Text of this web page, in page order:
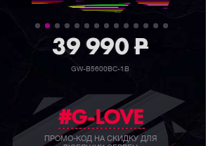
39 990P
GW-B5600BC-1B
#G-LOVE
ПРОМО-КОД НА СКИДКУ ДЛЯ